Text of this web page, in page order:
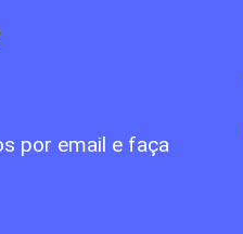
por email e faça